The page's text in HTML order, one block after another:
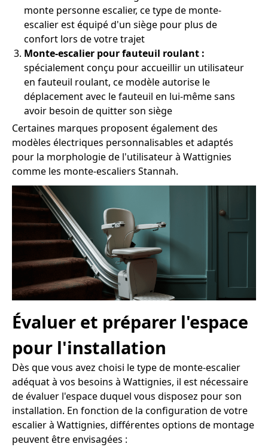
monte personne escalier, ce type de monte-
escalier est équipé d'un siège pour plus de
confort lors de votre trajet
Monte-escalier pour fauteuil roulant :
spécialement conçu pour accueillir un utilisateur
en fauteuil roulant, ce modèle autorise le
déplacement avec le fauteuil en lui-même sans
avoir besoin de quitter son siège
Certaines marques proposent également des
modèles électriques personnalisables et adaptés
pour la morphologie de l'utilisateur à Wattignies
comme les monte-escaliers Stannah.
Évaluer et préparer l'espace
pour l'installation
Dès que vous avez choisi le type de monte-escalier
adéquat à vos besoins à Wattignies, il est nécessaire
de évaluer l'espace duquel vous disposez pour son
installation. En fonction de la configuration de votre
escalier à Wattignies, différentes options de montage
peuvent être envisagées :